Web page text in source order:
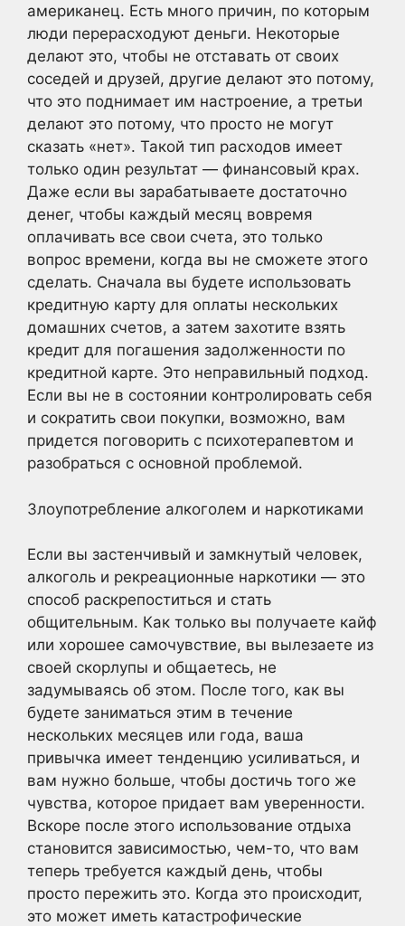
американец. Есть много причин, по которым
люди перерасходуют деньги. Некоторые
делают это, чтобы не отставать от своих
соседей и друзей, другие делают это потому,
что это поднимает им настроение, а третьи
делают это потому, что просто не могут
сказать «нет». Такой тип расходов имеет
только один результат — финансовый крах.
Даже если вы зарабатываете достаточно
денег, чтобы каждый месяц вовремя
оплачивать все свои счета, это только
вопрос времени, когда вы не сможете этого
сделать. Сначала вы будете использовать
кредитную карту для оплаты нескольких
домашних счетов, а затем захотите взять
кредит для погашения задолженности по
кредитной карте. Это неправильный подход.
Если вы не в состоянии контролировать себя
и сократить свои покупки, возможно, вам
придется поговорить с психотерапевтом и
разобраться с основной проблемой.
Злоупотребление алкоголем и наркотиками
Если вы застенчивый и замкнутый человек,
алкоголь и рекреационные наркотики — это
способ раскрепоститься и стать
общительным. Как только вы получаете кайф
или хорошее самочувствие, вы вылезаете из
своей скорлупы и общаетесь, не
задумываясь об этом. После того, как вы
будете заниматься этим в течение
нескольких месяцев или года, ваша
привычка имеет тенденцию усиливаться, и
вам нужно больше, чтобы достичь того же
чувства, которое придает вам уверенности.
Вскоре после этого использование отдыха
становится зависимостью, чем-то, что вам
теперь требуется каждый день, чтобы
просто пережить это. Когда это происходит,
это может иметь катастрофические